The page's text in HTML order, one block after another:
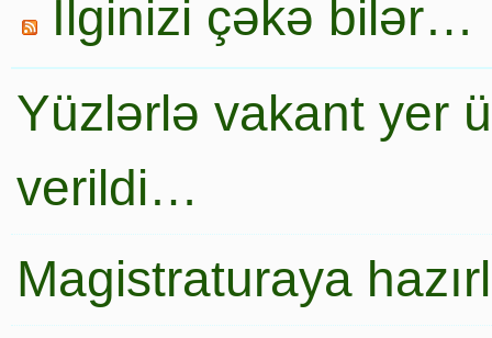
İlginizi çəkə bilər…
Yüzlərlə vakant yer
verildi…
Magistraturaya